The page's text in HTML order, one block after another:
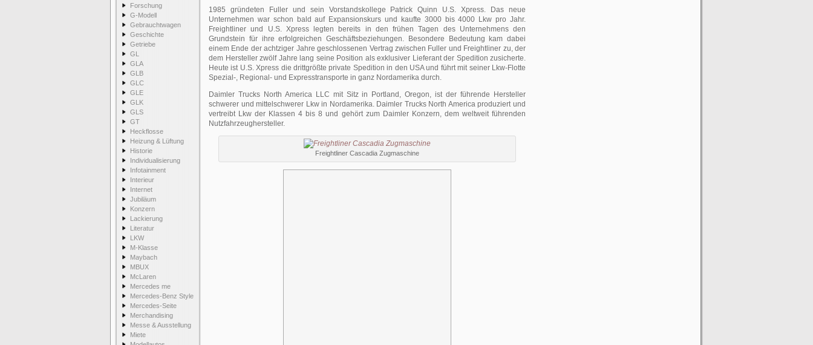
Forschung
G-Modell
Gebrauchtwagen
Geschichte
Getriebe
GL
GLA
GLB
GLC
GLE
GLK
GLS
GT
Heckflosse
Heizung & Lüftung
Historie
Individualisierung
Infotainment
Interieur
Internet
Jubiläum
Konzern
Lackierung
Literatur
LKW
M-Klasse
Maybach
MBUX
McLaren
Mercedes me
Mercedes-Benz Style
Mercedes-Seite
Merchandising
Messe & Ausstellung
Miete
1985 gründeten Fuller und sein Vorstandskollege Patrick Quinn U.S. Xpress. Das neue
Unternehmen war schon bald auf Expansionskurs und kaufte 3000 bis 4000 Lkw pro Jahr.
Freightliner und U.S. Xpress legten bereits in den frühen Tagen des Unternehmens den
Grundstein für ihre erfolgreichen Geschäftsbeziehungen. Besondere Bedeutung kam dabei
einem Ende der achtziger Jahre geschlossenen Vertrag zwischen Fuller und Freightliner zu, der
dem Hersteller zwölf Jahre lang seine Position als exklusiver Lieferant der Spedition zusicherte.
Heute ist U.S. Xpress die drittgrößte private Spedition in den USA und führt mit seiner Lkw-Flotte
Spezial-, Regional- und Expresstransporte in ganz Nordamerika durch.
Daimler Trucks North America LLC mit Sitz in Portland, Oregon, ist der führende Hersteller
schwerer und mittelschwerer Lkw in Nordamerika. Daimler Trucks North America produziert und
vertreibt Lkw der Klassen 4 bis 8 und gehört zum Daimler Konzern, dem weltweit führenden
Nutzfahrzeughersteller.
Freightliner Cascadia Zugmaschine